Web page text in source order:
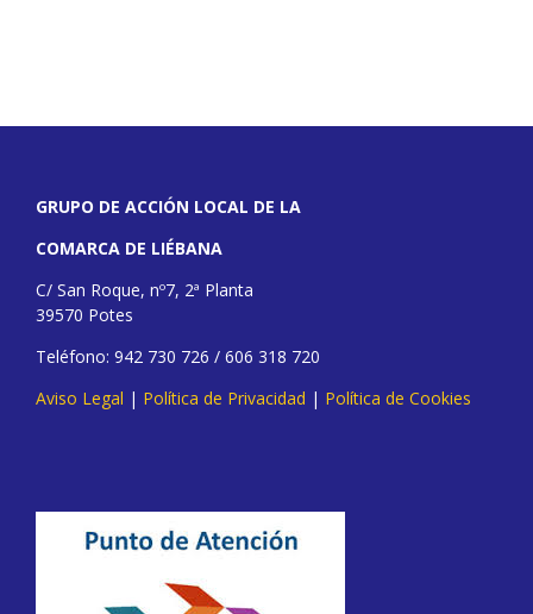
GRUPO DE ACCIÓN LOCAL DE LA
COMARCA DE LIÉBANA
C/ San Roque, nº7, 2ª Planta
39570 Potes
Teléfono: 942 730 726 / 606 318 720
Aviso Legal | Política de Privacidad | Política de Cookies